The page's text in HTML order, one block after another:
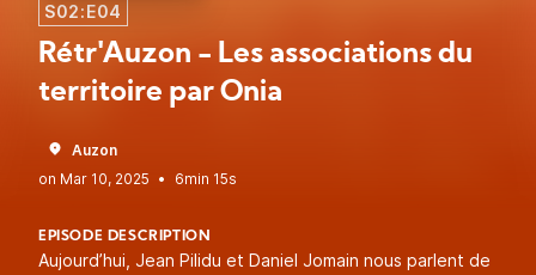
S02:E04
Rétr'Auzon - Les associations du
territoire par Onia
Auzon
•
6min 15s
EPISODE DESCRIPTION
Aujourd’hui, Jean Pilidu et Daniel Jomain nous parlent de